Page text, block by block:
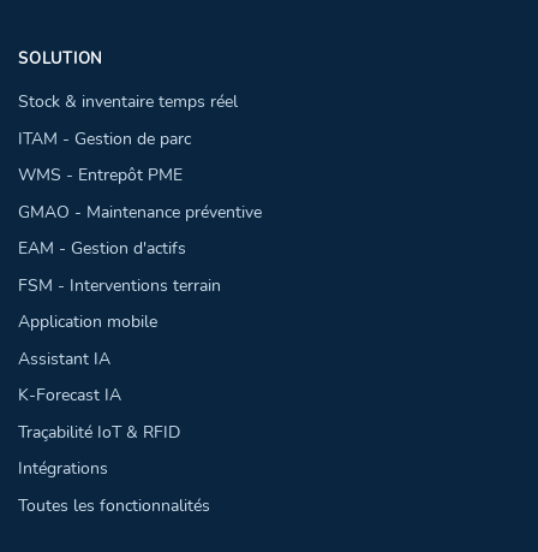
SOLUTION
Stock & inventaire temps réel
ITAM - Gestion de parc
WMS - Entrepôt PME
GMAO - Maintenance préventive
EAM - Gestion d'actifs
FSM - Interventions terrain
Application mobile
Assistant IA
K-Forecast IA
Traçabilité IoT & RFID
Intégrations
Toutes les fonctionnalités